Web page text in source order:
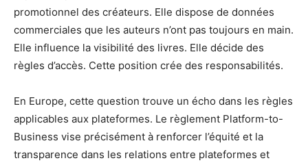
promotionnel des créateurs. Elle dispose de données
commerciales que les auteurs n’ont pas toujours en main.
Elle influence la visibilité des livres. Elle décide des
règles d’accès. Cette position crée des responsabilités.
En Europe, cette question trouve un écho dans les règles
applicables aux plateformes. Le règlement Platform-to-
Business vise précisément à renforcer l’équité et la
transparence dans les relations entre plateformes et